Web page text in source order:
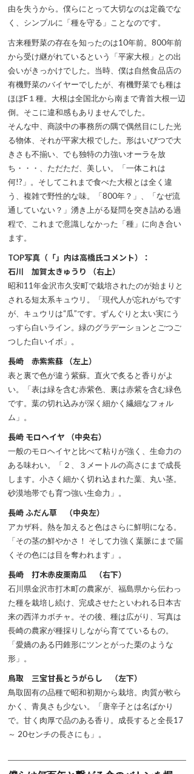
由を失うから。僕らにとって大切なのは定義でな
く、シンプルに「種を守る」ことなのです。
古来種野菜の存在を知ったのは10年前。800年前
から受け継がれているという「平家大根」との出
会いがきっかけでした。当時、僕は自然食品店の
有機野菜のバイヤーでしたが、有機野菜でも種は
ほぼF１種。大根は全国北から南まで青首大根一辺
倒。そこに違和感もありませんでした。
そんな中、商談中の事務所の隅で偶然目にした光
る物体、それが平家大根でした。形はいびつで大
きさも不揃い、でも独特の力強いオーラを放
ち・・・、ただただ、美しい。「一体これは
何!?」。そしてこれまで食べた大根とは全く違
う、複雑で野性的な味。「800年？」、「なぜ流
通していない？」湧き上がる疑問を突き詰める過
程で、これまで意識しなかった「種」に向き合い
ます。
TOP写真（「」内は高橋氏コメント）：
石川 加賀太きゅうり （右上）
昭和11年金沢市久安町で栽培されたのが始まりと
される短太系キュウリ。「現代人が忘れがちです
が、キュウリは“瓜”です。ずんぐりと太い実にう
っすら白いライン。緑のグラデーションとごつご
つした白いイボ」。
長崎 赤紫紫蘇 （左上）
表と裏で色が違う紫蘇。直火で炙ると香りがよ
い。「表は緑を含む赤紫色、裏は赤紫を含む緑色
です。葉の切れ込みが深く細かく繊細なフォル
ム」。
長崎 モロヘイヤ （中央右）
一般のモロヘイヤと比べて粘りが強く、生命力の
ある味わい。「２、３メートルの高さにまで成長
します。小さく細かく切れ込まれた葉、丸い茎。
砂漠地帯でも育つ強い生命力」。
長崎 ふだん草 （中央左）
アカザ科。熱を加えると色はさらに鮮明になる。
「その茎の鮮やかさ！ そして力強く葉脈にまで届
くその色には目を奪われます」。
長崎 打木赤皮栗南瓜 （右下）
石川県金沢市打木町の農家が、福島県から伝わっ
た種を栽培し続け、完成させたといわれる日本古
来の西洋カボチャ。その後、種は広がり、写真は
長崎の農家が種採りしながら育てているもの。
「愛嬌のある円錐形にツンとがった栗のような
形」。
鳥取 三宝甘長とうがらし （左下）
鳥取固有の品種で昭和初期から栽培。肉質が軟ら
かく、青臭さも少ない。「唐辛子とは名ばかり
で。甘く肉厚で品のある香り。成長すると全長17
～ 20センチの長さにも」。